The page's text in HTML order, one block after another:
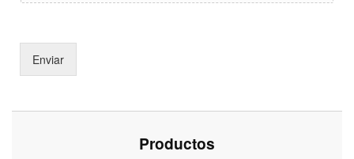
Enviar
Productos